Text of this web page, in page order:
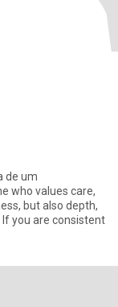
de um
who values ​​care,
but also depth,
you are consistent